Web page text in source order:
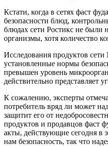
Кстати, когда в сетях фаст
безопасности блюд,
блюдах сети Ростикс не были
организмы, хотя количество
Исследования продуктов
установленные нормы
превышен уровень
действительно представляет
К сожалению, эксперты
потребитель вряд ли может
защитит его от
продуктов и продавцов фаст
акты, действующие сегодня в
нам безопасность, так что